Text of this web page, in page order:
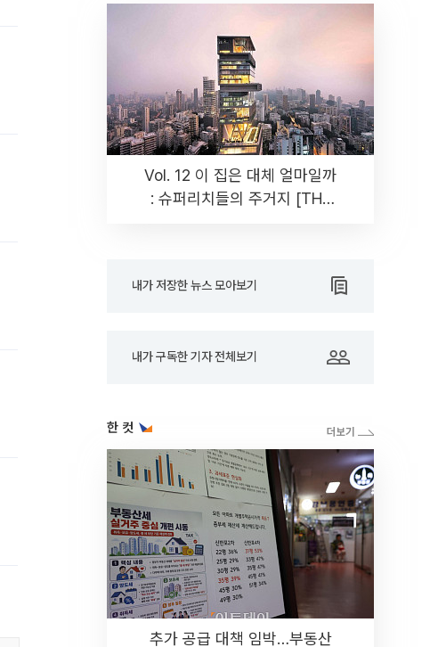
Vol. 12 이 집은 대체 얼마일까
: 슈퍼리치들의 주거지 [THE
내가 저장한 뉴스 모아보기
내가 구독한 기자 전체보기
한 컷
추가 공급 대책 임박…부동산